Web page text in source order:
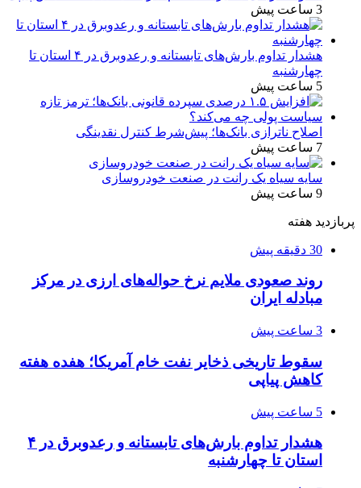
3 ساعت پیش
هشدار تداوم بارش‌های تابستانه و رعدوبرق در ۴ استان تا
چهارشنبه
5 ساعت پیش
اصلاح ناترازی بانک‌ها؛ پیش‌شرط کنترل نقدینگی
7 ساعت پیش
سایه سیاه یک رانت در صنعت خودروسازی
9 ساعت پیش
پربازدید هفته
30 دقیقه پیش
روند صعودی ملایم نرخ حواله‌های ارزی در مرکز
مبادله ایران
3 ساعت پیش
سقوط تاریخی ذخایر نفت خام آمریکا؛ هفده هفته
کاهش پیاپی
5 ساعت پیش
هشدار تداوم بارش‌های تابستانه و رعدوبرق در ۴
استان تا چهارشنبه